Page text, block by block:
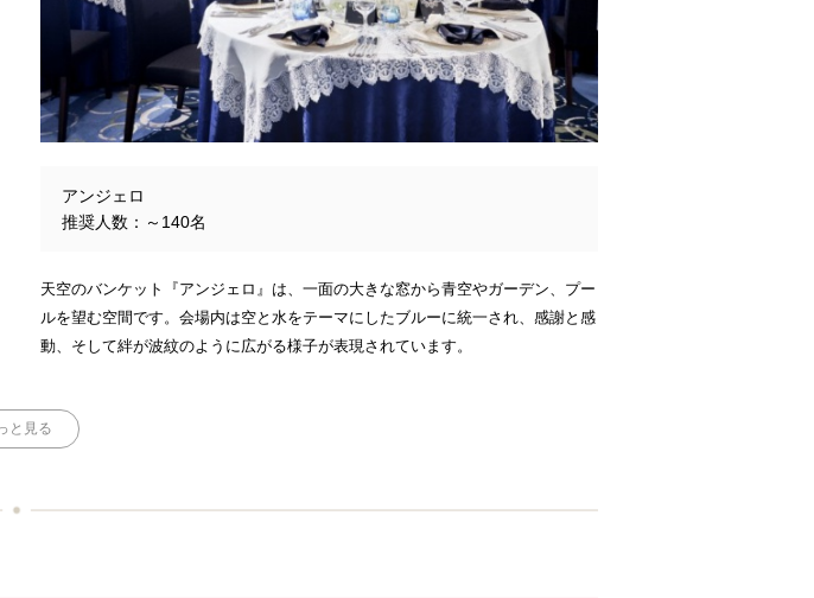
アンジェロ
推奨人数：～140名
天空のバンケット『アンジェロ』は、一面の大きな窓から青空やガーデン、プー
ルを望む空間です。会場内は空と水をテーマにしたブルーに統一され、感謝と感
動、そして絆が波紋のように広がる様子が表現されています。
と見る